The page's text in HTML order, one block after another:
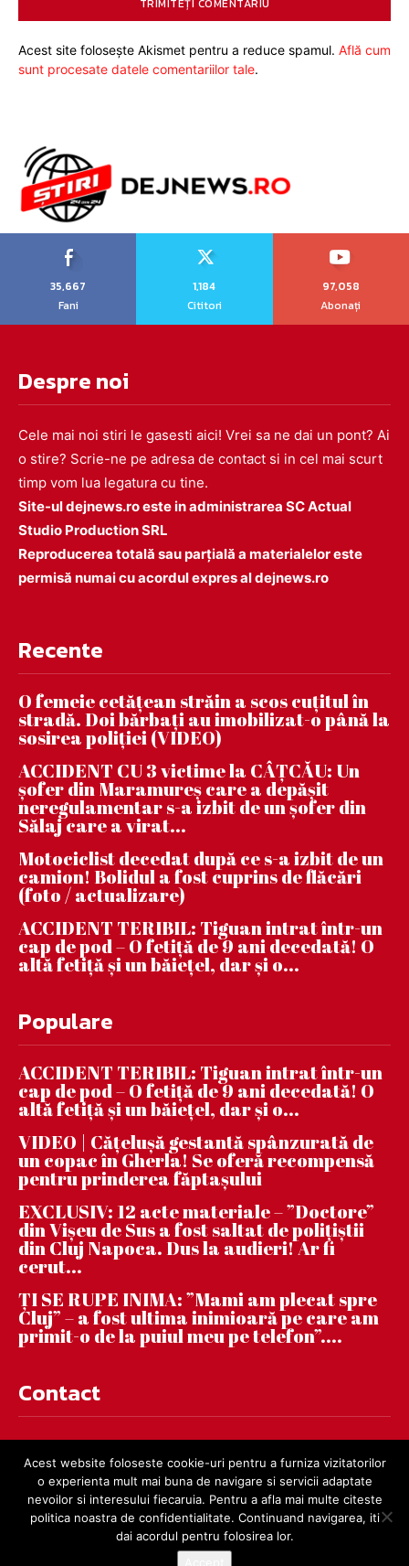
Acest site folosește Akismet pentru a reduce spamul. Află cum
sunt procesate datele comentariilor tale.
35,667
Fani
1,184
Cititori
97,058
Abonați
Despre noi
Cele mai noi stiri le gasesti aici! Vrei sa ne dai un pont? Ai
o stire? Scrie-ne pe adresa de contact si in cel mai scurt
timp vom lua legatura cu tine.
Site-ul dejnews.ro este in administrarea SC Actual
Studio Production SRL
Reproducerea totală sau parțială a materialelor este
permisă numai cu acordul expres al dejnews.ro
Recente
O femeie cetățean străin a scos cuțitul în
stradă. Doi bărbați au imobilizat-o până la
sosirea poliției (VIDEO)
ACCIDENT CU 3 victime la CÂȚCĂU: Un
șofer din Maramureș care a depășit
neregulamentar s-a izbit de un șofer din
Sălaj care a virat...
Motociclist decedat după ce s-a izbit de un
camion! Bolidul a fost cuprins de flăcări
(foto / actualizare)
ACCIDENT TERIBIL: Tiguan intrat într-un
cap de pod – O fetiță de 9 ani decedată! O
altă fetiță și un băiețel, dar și o...
Populare
ACCIDENT TERIBIL: Tiguan intrat într-un
cap de pod – O fetiță de 9 ani decedată! O
altă fetiță și un băiețel, dar și o...
VIDEO | Căţeluşă gestantă spânzurată de
un copac în Gherla! Se oferă recompensă
pentru prinderea făptaşului
EXCLUSIV: 12 acte materiale – ”Doctore”
din Vișeu de Sus a fost saltat de polițiștii
din Cluj Napoca. Dus la audieri! Ar fi
cerut...
ȚI SE RUPE INIMA: ”Mami am plecat spre
Cluj” – a fost ultima inimioară pe care am
primit-o de la puiul meu pe telefon”....
Contact
Acest website foloseste cookie-uri pentru a furniza vizitatorilor
o experienta mult mai buna de navigare si servicii adaptate
nevoilor si interesului fiecaruia. Pentru a afla mai multe citeste
politica noastra de confidentialitate. Continuand navigarea, iti
dai acordul pentru folosirea lor.